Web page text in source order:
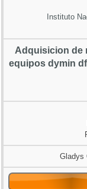
Instituto
Adquisicion de
equipos dymin
Gladys